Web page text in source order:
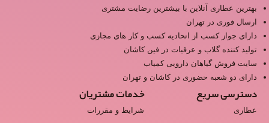
بهترین عطاری آنلاین با بیشترین رضایت مشتری
ارسال فوری در تهران
دارای جواز کسب از اتحادیه کسب و کار های مجازی
تولید کننده گلاب و عرقیات در فین کاشان
سایت فروش گیاهان دارویی کمیاب
دارای دو شعبه حضوری در کاشان و تهران
دسترسی سریع
عطاری
خدمات مشتریان
شرایط و مقررات